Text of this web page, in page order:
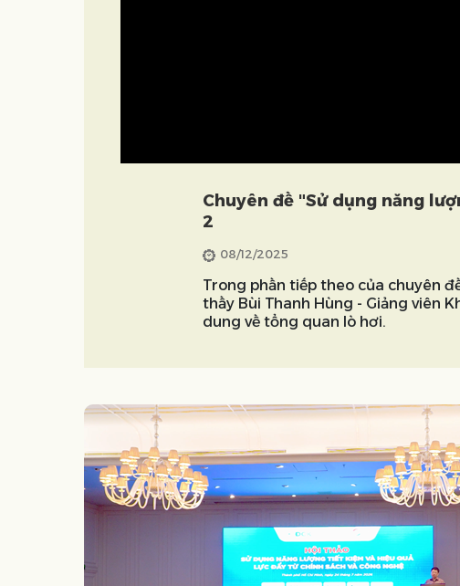
Chuyên đề "Sử dụng năng
2
08/12/2025
Trong phần tiếp theo của chuyên
thầy Bùi Thanh Hùng - Giảng viên
dung về tổng quan lò hơi.